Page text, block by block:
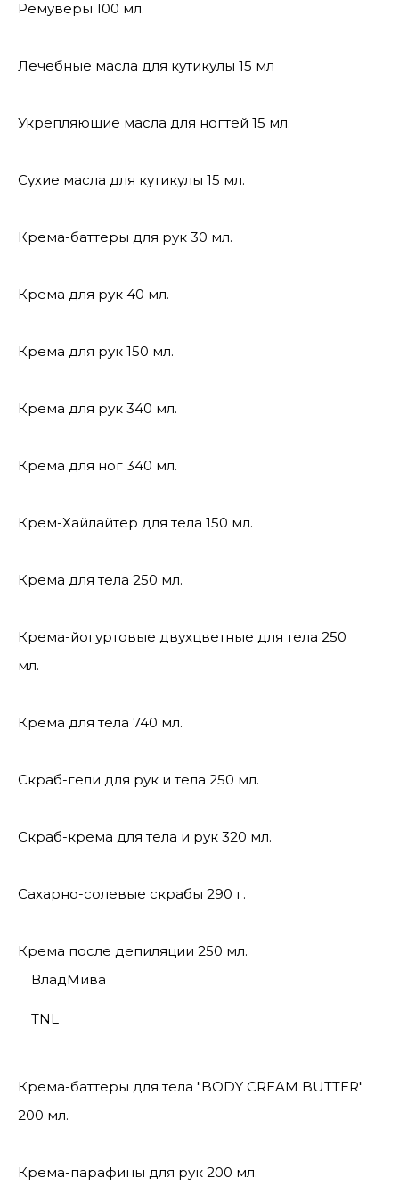
Ремуверы 100 мл.
Лечебные масла для кутикулы 15 мл
Укрепляющие масла для ногтей 15 мл.
Сухие масла для кутикулы 15 мл.
Крема-баттеры для рук 30 мл.
Крема для рук 40 мл.
Крема для рук 150 мл.
Крема для рук 340 мл.
Крема для ног 340 мл.
Крем-Хайлайтер для тела 150 мл.
Крема для тела 250 мл.
Крема-йогуртовые двухцветные для тела 250
мл.
Крема для тела 740 мл.
Скраб-гели для рук и тела 250 мл.
Скраб-крема для тела и рук 320 мл.
Сахарно-солевые скрабы 290 г.
Крема после депиляции 250 мл.
ВладМива
TNL
Крема-баттеры для тела "BODY CREAM BUTTER"
200 мл.
Крема-парафины для рук 200 мл.